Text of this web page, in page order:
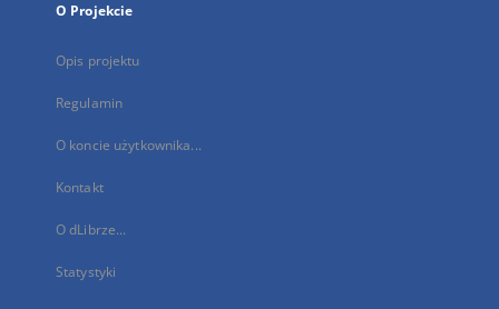
O Projekcie
Opis projektu
Regulamin
O koncie użytkownika...
Kontakt
O dLibrze...
Statystyki